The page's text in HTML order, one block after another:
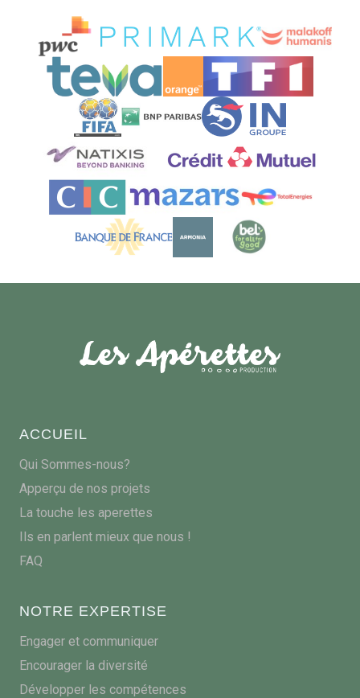
ACCUEIL
Qui Sommes-nous?
Apperçu de nos projets
La touche les aperettes
Ils en parlent mieux que nous !
FAQ
NOTRE EXPERTISE
Engager et communiquer
Encourager la diversité
Développer les compétences